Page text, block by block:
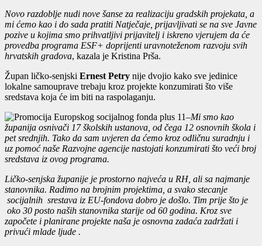
Novo razdoblje nudi nove šanse za realizaciju gradskih projekata, a
mi ćemo kao i do sada pratiti Natječaje, prijavljivati se na sve Javne
pozive u kojima smo prihvatljivi prijavitelj i iskreno vjerujem da će
provedba programa ESF+ doprijenti uravnoteženom razvoju svih
hrvatskih gradova, kazala je Kristina Prša.
Župan ličko-senjski Ernest Petry nije dvojio kako sve jedinice
lokalne samouprave trebaju kroz projekte konzumirati što više
sredstava koja će im biti na raspolaganju.
–Mi smo kao
županija osnivači 17 školskih ustanova, od čega 12 osnovnih škola i
pet srednjih. Tako da sam uvjeren da ćemo kroz odličnu suradnju i
uz pomoć naše Razvojne agencije nastojati konzumirati što veći broj
sredstava iz ovog programa.
Ličko-senjska županije je prostorno najveća u RH, ali sa najmanje
stanovnika. Radimo na brojnim projektima, a svako stecanje
socijalnih srestava iz EU-fondova dobro je došlo. Tim prije što je
oko 30 posto naših stanovnika starije od 60 godina. Kroz sve
započete i planirane projekte naša je osnovna zadaća zadržati i
privući mlade ljude .